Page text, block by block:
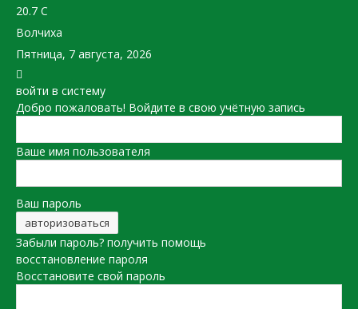
20.7 C
Волчиха
Пятница, 7 августа, 2026
войти в систему
Добро пожаловать! Войдите в свою учётную запись
Ваше имя пользователя
Ваш пароль
Забыли пароль? получить помощь
восстановление пароля
Восстановите свой пароль